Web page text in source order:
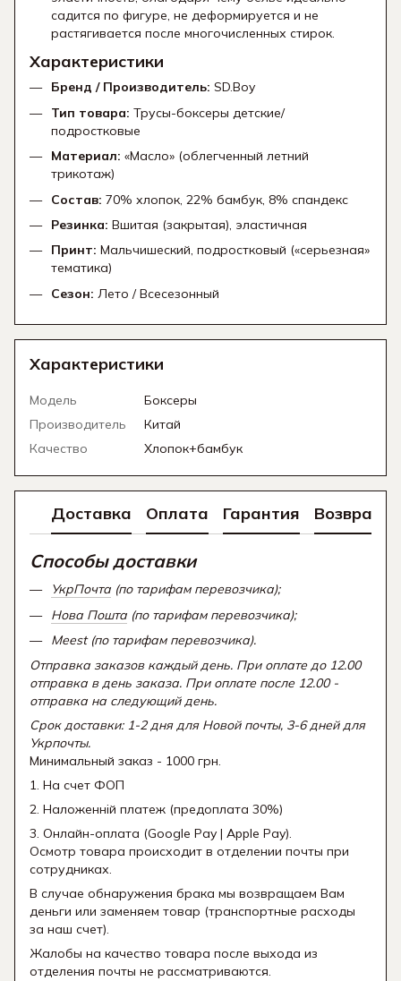
садится по фигуре, не деформируется и не
растягивается после многочисленных стирок.
Характеристики
Бренд / Производитель: SD.Boy
Тип товара: Трусы-боксеры детские/
подростковые
Материал: «Масло» (облегченный летний
трикотаж)
Состав: 70% хлопок, 22% бамбук, 8% спандекс
Резинка: Вшитая (закрытая), эластичная
Принт: Мальчишеский, подростковый («серьезная»
тематика)
Сезон: Лето / Всесезонный
Характеристики
Модель
Боксеры
Производитель
Китай
Качество
Хлопок+бамбук
Доставка Оплата Гарантия Возврат
Способы доставки
УкрПочта (по тарифам перевозчика);
Нова Пошта (по тарифам перевозчика);
Meest (по тарифам перевозчика).
Отправка заказов каждый день. При оплате до 12.00
отправка в день заказа. При оплате после 12.00 -
отправка на следующий день.
Срок доставки: 1-2 дня для Новой почты, 3-6 дней для
Укрпочты.
Минимальный заказ - 1000 грн.
1. На счет ФОП
2. Наложенній платеж (предоплата 30%)
3. Онлайн-оплата (Google Pay | Apple Pay).
Осмотр товара происходит в отделении почты при
сотрудниках.
В случае обнаружения брака мы возвращаем Вам
деньги или заменяем товар (транспортные расходы
за наш счет).
Жалобы на качество товара после выхода из
отделения почты не рассматриваются.